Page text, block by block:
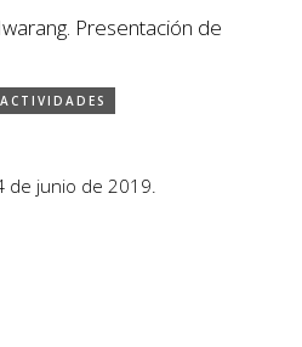
Presentación de
ACTIVIDADES
de junio de 2019.